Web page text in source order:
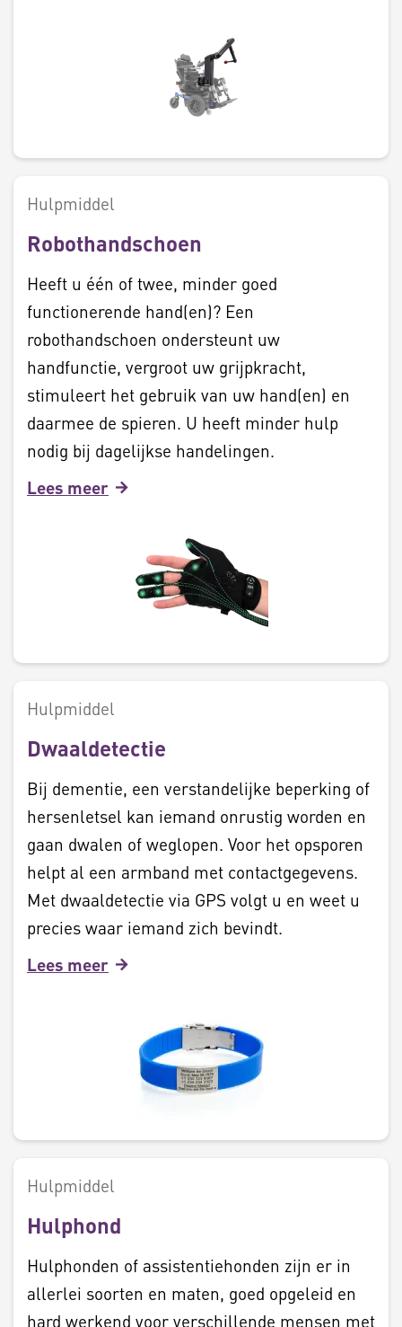
Hulpmiddel
Robothandschoen
Heeft u één of twee, minder goed
functionerende hand(en)? Een
robothandschoen ondersteunt uw
handfunctie, vergroot uw grijpkracht,
stimuleert het gebruik van uw hand(en) en
daarmee de spieren. U heeft minder hulp
nodig bij dagelijkse handelingen.
Lees meer
Hulpmiddel
Dwaaldetectie
Bij dementie, een verstandelijke beperking of
hersenletsel kan iemand onrustig worden en
gaan dwalen of weglopen. Voor het opsporen
helpt al een armband met contactgegevens.
Met dwaaldetectie via GPS volgt u en weet u
precies waar iemand zich bevindt.
Lees meer
Hulpmiddel
Hulphond
Hulphonden of assistentiehonden zijn er in
allerlei soorten en maten, goed opgeleid en
hard werkend voor verschillende mensen met